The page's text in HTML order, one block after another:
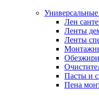
Лен
Ленты
Ленты
Пасты и
Пена